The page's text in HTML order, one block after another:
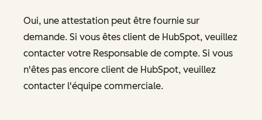
Oui, une attestation peut être fournie sur
demande. Si vous êtes client de HubSpot, veuillez
contacter votre Responsable de compte. Si vous
n'êtes pas encore client de HubSpot, veuillez
contacter l'équipe commerciale.